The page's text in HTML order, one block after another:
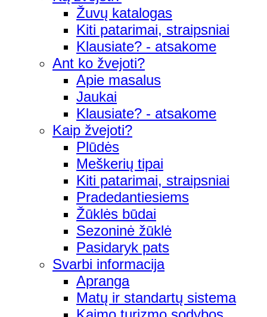
Žuvų katalogas
Kiti patarimai, straipsniai
Klausiate? - atsakome
Ant ko žvejoti?
Apie masalus
Jaukai
Klausiate? - atsakome
Kaip žvejoti?
Plūdės
Meškerių tipai
Kiti patarimai, straipsniai
Pradedantiesiems
Žūklės būdai
Sezoninė žūklė
Pasidaryk pats
Svarbi informacija
Apranga
Matų ir standartų sistema